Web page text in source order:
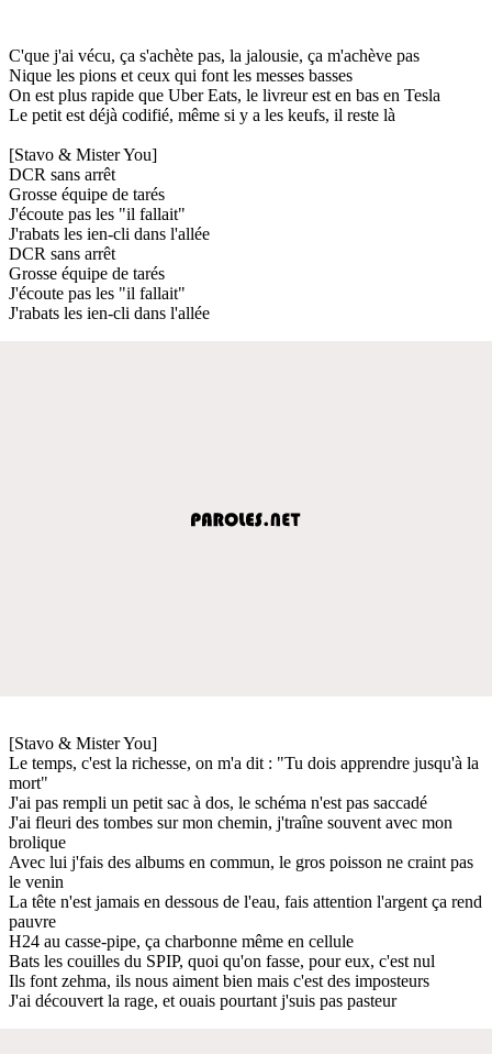
C'que j'ai vécu, ça s'achète pas, la jalousie, ça m'achève pas
Nique les pions et ceux qui font les messes basses
On est plus rapide que Uber Eats, le livreur est en bas en Tesla
Le petit est déjà codifié, même si y a les keufs, il reste là
[Stavo & Mister You]
DCR sans arrêt
Grosse équipe de tarés
J'écoute pas les "il fallait"
J'rabats les ien-cli dans l'allée
DCR sans arrêt
Grosse équipe de tarés
J'écoute pas les "il fallait"
J'rabats les ien-cli dans l'allée
[Stavo & Mister You]
Le temps, c'est la richesse, on m'a dit : "Tu dois apprendre jusqu'à la
mort"
J'ai pas rempli un petit sac à dos, le schéma n'est pas saccadé
J'ai fleuri des tombes sur mon chemin, j'traîne souvent avec mon
brolique
Avec lui j'fais des albums en commun, le gros poisson ne craint pas
le venin
La tête n'est jamais en dessous de l'eau, fais attention l'argent ça rend
pauvre
H24 au casse-pipe, ça charbonne même en cellule
Bats les couilles du SPIP, quoi qu'on fasse, pour eux, c'est nul
Ils font zehma, ils nous aiment bien mais c'est des imposteurs
J'ai découvert la rage, et ouais pourtant j'suis pas pasteur